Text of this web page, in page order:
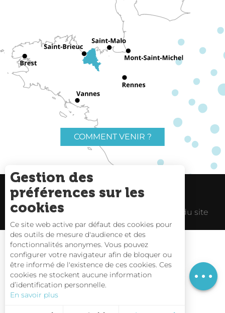
Description
COMMENT VENIR ?
Charte du voyageur Liens utiles
Espace Pro Plan du site
Carte interactive
Gestion des
préférences sur les
cookies
Ce site web active par défaut des cookies pour
des outils de mesure d'audience et des
fonctionnalités anonymes. Vous pouvez
configurer votre navigateur afin de bloquer ou
être informé de l'existence de ces cookies. Ces
cookies ne stockent aucune information
d’identification personnelle.
En savoir plus